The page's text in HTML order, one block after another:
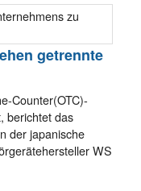
getrennte
Counter(OTC)-
berichtet das
der japanische
WS